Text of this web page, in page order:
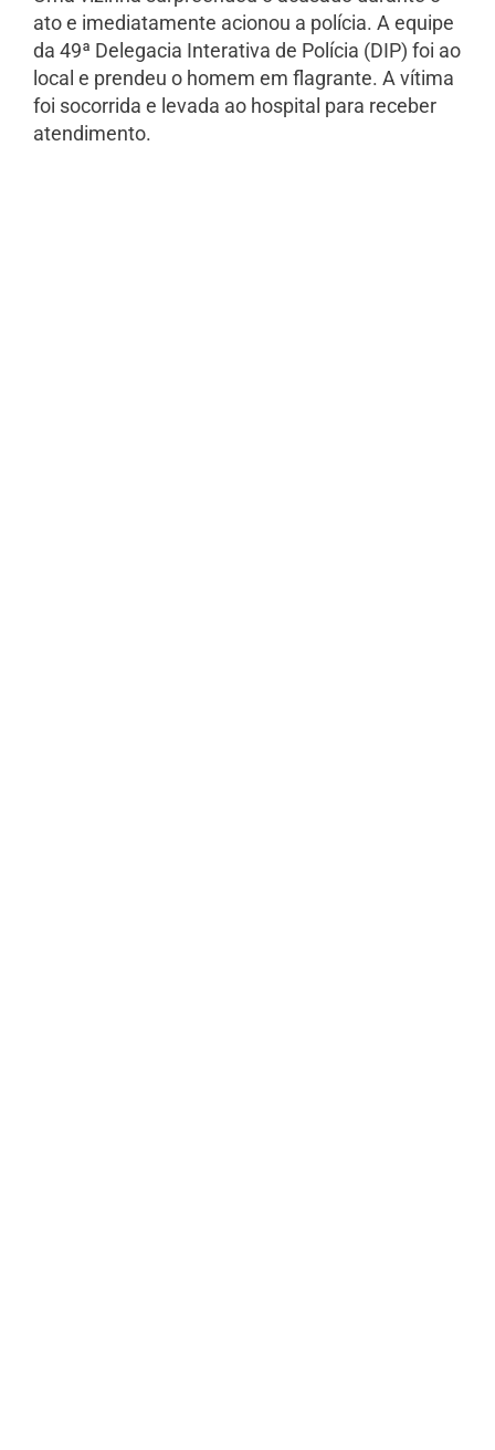
ato e imediatamente acionou a polícia. A equipe
da 49ª Delegacia Interativa de Polícia (DIP) foi ao
local e prendeu o homem em flagrante. A vítima
foi socorrida e levada ao hospital para receber
atendimento.